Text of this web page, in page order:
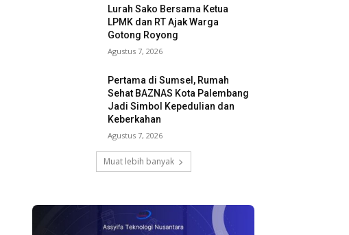
Lurah Sako Bersama Ketua
LPMK dan RT Ajak Warga
Gotong Royong
Agustus 7, 2026
Pertama di Sumsel, Rumah
Sehat BAZNAS Kota Palembang
Jadi Simbol Kepedulian dan
Keberkahan
Agustus 7, 2026
Muat lebih banyak